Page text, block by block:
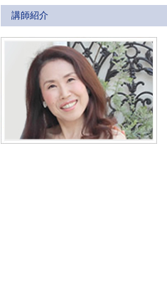
講師紹介